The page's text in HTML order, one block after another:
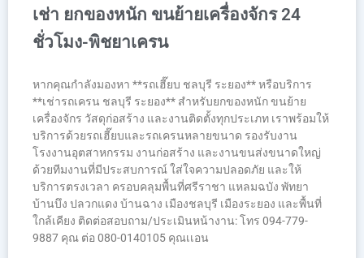
เช่า ยกของหนัก ขนย้ายเครื่องจักร 24
ชั่วโมง-พิชยาเครน
หากคุณกำลังมองหา **รถเฮี๊ยบ ชลบุรี ระยอง** หรือบริการ
**เช่ารถเครน ชลบุรี ระยอง** สำหรับยกของหนัก ขนย้าย
เครื่องจักร วัสดุก่อสร้าง และงานติดตั้งทุกประเภท เราพร้อมให้
บริการด้วยรถเฮี๊ยบและรถเครนหลายขนาด รองรับงาน
โรงงานอุตสาหกรรม งานก่อสร้าง และงานขนส่งขนาดใหญ่
ด้วยทีมงานที่มีประสบการณ์ ใส่ใจความปลอดภัย และให้
บริการตรงเวลา ครอบคลุมพื้นที่ศรีราชา แหลมฉบัง พัทยา
บ้านบึง ปลวกแดง บ้านฉาง เมืองชลบุรี เมืองระยอง และพื้นที่
ใกล้เคียง ติดต่อสอบถาม/ประเมินหน้างาน: โทร 094-779-
9887 คุณ ต่อ 080-0140105 คุณเเอน